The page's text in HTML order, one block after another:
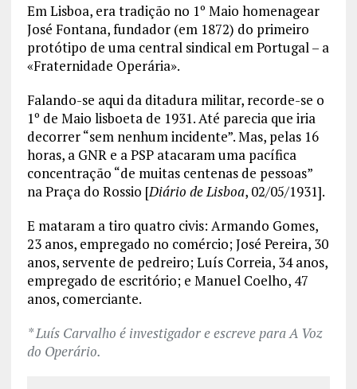
Em Lisboa, era tradição no 1º Maio homenagear
José Fontana, fundador (em 1872) do primeiro
protótipo de uma central sindical em Portugal – a
«Fraternidade Operária».
Falando-se aqui da ditadura militar, recorde-se o
1º de Maio lisboeta de 1931. Até parecia que iria
decorrer “sem nenhum incidente”. Mas, pelas 16
horas, a GNR e a PSP atacaram uma pacífica
concentração “de muitas centenas de pessoas”
na Praça do Rossio [Diário de Lisboa, 02/05/1931].
E mataram a tiro quatro civis: Armando Gomes,
23 anos, empregado no comércio; José Pereira, 30
anos, servente de pedreiro; Luís Correia, 34 anos,
empregado de escritório; e Manuel Coelho, 47
anos, comerciante.
* Luís Carvalho é investigador e escreve para A Voz
do Operário.